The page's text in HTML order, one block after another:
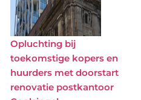
Opluchting bij
toekomstige kopers en
huurders met doorstart
renovatie postkantoor